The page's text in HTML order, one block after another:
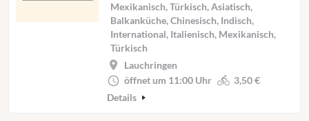
Mexikanisch, Türkisch, Asiatisch,
Balkanküche, Chinesisch, Indisch,
International, Italienisch, Mexikanisch,
Türkisch
Lauchringen
öffnet um 11:00 Uhr
3,50 €
Details